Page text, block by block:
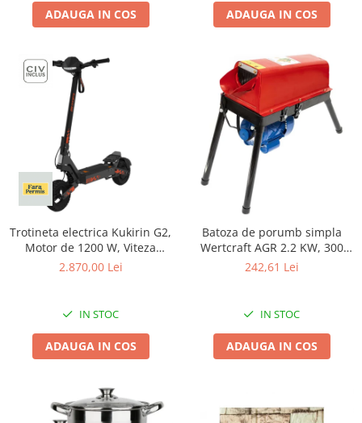
Proiectoare & lampi de lucru
Veioze si Lampi
Cantare comerciale
Cantare Corporale
Aparate de spalat cu presiune si
Accesorii aparatele de spalat cu
presiune
Aparate de spalat cu presiune
Instalatii sanitare
Articole si accesorii pentru baie
Baterii baie
Baterii lavoar
Coloane de dus
ADAUGA IN COS ADAUGA IN COS
Trotineta electrica Kukirin G2,
Motor de 1200 W, Viteza
Maxima 45km/h, Baterie 48V
2.870,00 Lei
IN STOC
ADAUGA IN COS
Batoza de porumb simpla
Wertcraft AGR 2.2 KW, 300
kg/h
242,61 Lei
IN STOC
ADAUGA IN COS